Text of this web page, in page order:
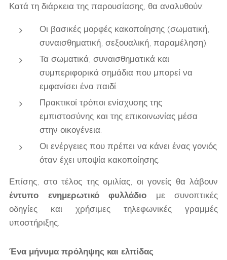
Κατά τη διάρκεια της παρουσίασης, θα αναλυθούν:
Οι βασικές μορφές κακοποίησης (σωματική,
συναισθηματική, σεξουαλική, παραμέληση).
Τα σωματικά, συναισθηματικά και
συμπεριφορικά σημάδια που μπορεί να
εμφανίσει ένα παιδί.
Πρακτικοί τρόποι ενίσχυσης της
εμπιστοσύνης και της επικοινωνίας μέσα
στην οικογένεια.
Οι ενέργειες που πρέπει να κάνει ένας γονιός
όταν έχει υποψία κακοποίησης.
Επίσης, στο τέλος της ομιλίας, οι γονείς θα λάβουν
έντυπο ενημερωτικό φυλλάδιο με συνοπτικές
οδηγίες και χρήσιμες τηλεφωνικές γραμμές
υποστήριξης.
Ένα μήνυμα πρόληψης και ελπίδας